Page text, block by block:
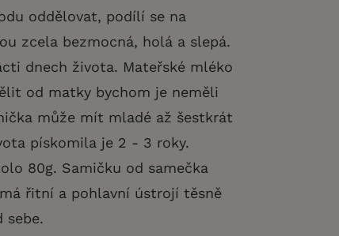
oddělovat, podílí se na
zcela bezmocná, holá a slepá.
dnech života. Mateřské mléko
od matky bychom je neměli
může mít mladé až šestkrát
pískomila je 2 - 3 roky.
80g. Samičku od samečka
řitní a pohlavní ústrojí těsně
sebe.